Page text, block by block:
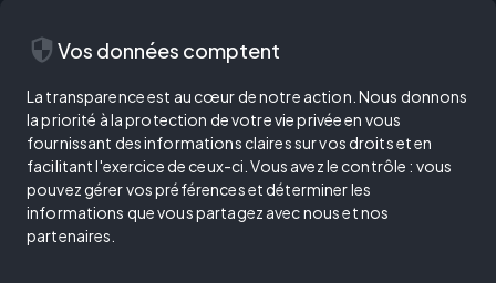
security Vos données comptent
La transparence est au cœur de notre action. Nous donnons
la priorité à la protection de votre vie privée en vous
fournissant des informations claires sur vos droits et en
facilitant l'exercice de ceux-ci. Vous avez le contrôle : vous
pouvez gérer vos préférences et déterminer les
informations que vous partagez avec nous et nos
partenaires.